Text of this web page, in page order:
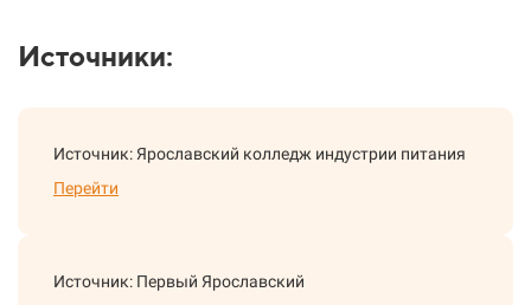
Источники:
Источник: Ярославский колледж индустрии питания
Перейти
Источник: Первый Ярославский